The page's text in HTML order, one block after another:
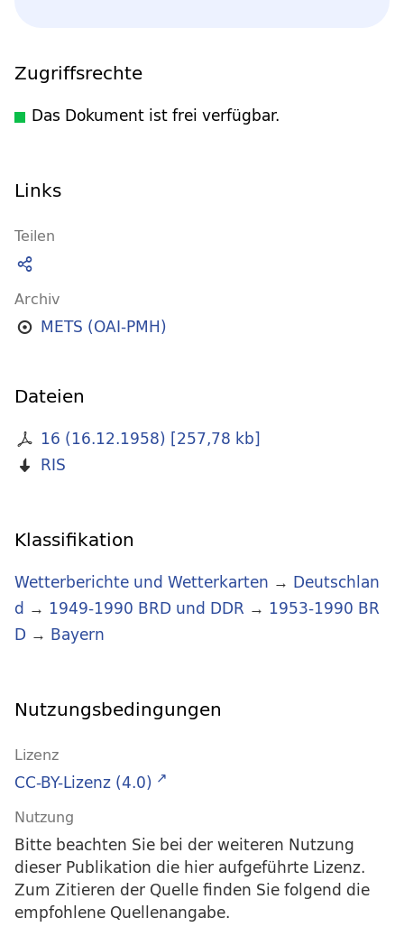
Zugriffsrechte
Das Dokument ist frei verfügbar.
Links
Teilen
Archiv
METS (OAI-PMH)
Dateien
16 (16.12.1958) [257,78 kb]
RIS
Klassifikation
Wetterberichte und Wetterkarten → Deutschlan
d → 1949-1990 BRD und DDR → 1953-1990 BR
D → Bayern
Nutzungsbedingungen
Lizenz
CC-BY-Lizenz (4.0)
Nutzung
Bitte beachten Sie bei der weiteren Nutzung
dieser Publikation die hier aufgeführte Lizenz.
Zum Zitieren der Quelle finden Sie folgend die
empfohlene Quellenangabe.